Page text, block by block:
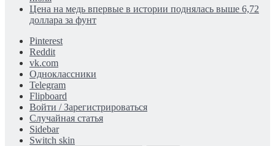
Цена на медь впервые в истории поднялась выше 6,72
доллара за фунт
Pinterest
Reddit
vk.com
Одноклассники
Telegram
Flipboard
Войти / Зарегистрироваться
Случайная статья
Sidebar
Switch skin